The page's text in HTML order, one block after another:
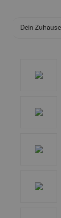
Dein Zuhause